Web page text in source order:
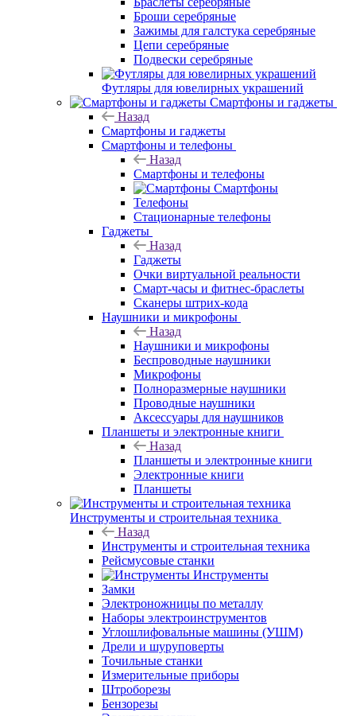
Броши серебряные
Зажимы для галстука серебряные
Цепи серебряные
Подвески серебряные
Футляры для ювелирных украшений
Смартфоны и гаджеты
Назад
Смартфоны и гаджеты
Смартфоны и телефоны
Назад
Смартфоны и телефоны
Смартфоны
Телефоны
Стационарные телефоны
Гаджеты
Назад
Гаджеты
Очки виртуальной реальности
Смарт-часы и фитнес-браслеты
Сканеры штрих-кода
Наушники и микрофоны
Назад
Наушники и микрофоны
Беспроводные наушники
Микрофоны
Полноразмерные наушники
Проводные наушники
Аксессуары для наушников
Планшеты и электронные книги
Назад
Планшеты и электронные книги
Электронные книги
Планшеты
Инструменты и строительная техника
Назад
Инструменты и строительная техника
Рейсмусовые станки
Инструменты
Замки
Электроножницы по металлу
Наборы электроинструментов
Углошлифовальные машины (УШМ)
Дрели и шуруповерты
Точильные станки
Измерительные приборы
Штроборезы
Бензорезы